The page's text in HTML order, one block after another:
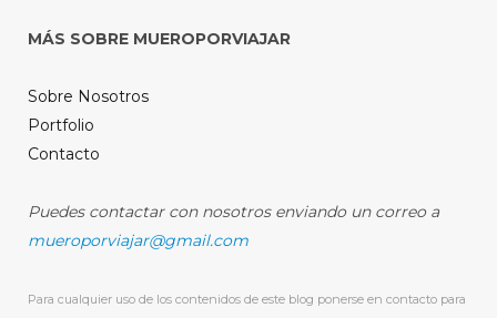
MÁS SOBRE MUEROPORVIAJAR
Sobre Nosotros
Portfolio
Contacto
Puedes contactar con nosotros enviando un correo a
mueroporviajar@gmail.com
Para cualquier uso de los contenidos de este blog ponerse en contacto para